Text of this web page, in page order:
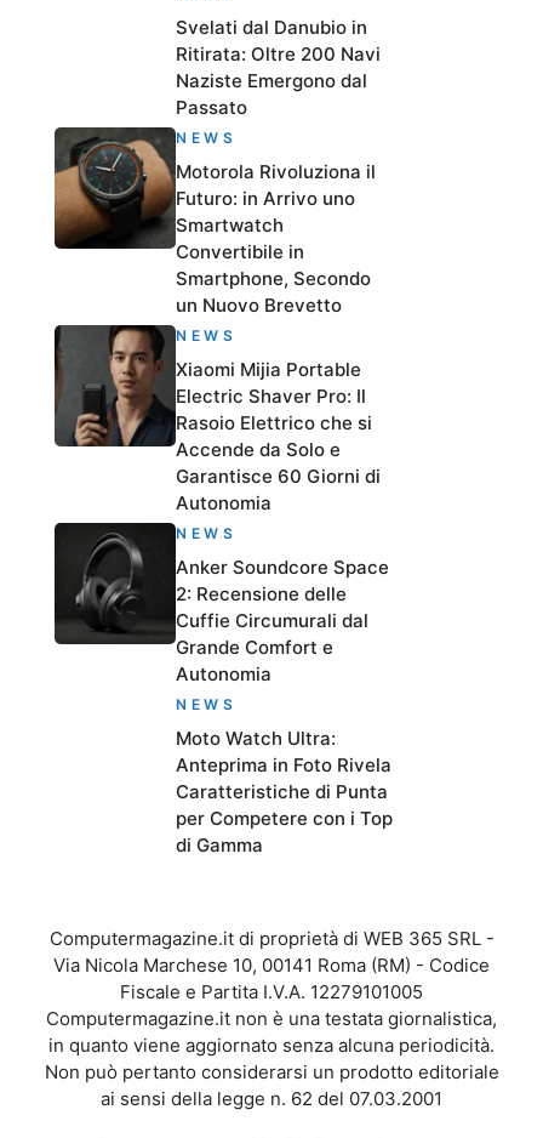
Svelati dal Danubio in
Ritirata: Oltre 200 Navi
Naziste Emergono dal
Passato
NEWS
Motorola Rivoluziona il
Futuro: in Arrivo uno
Smartwatch
Convertibile in
Smartphone, Secondo
un Nuovo Brevetto
NEWS
Xiaomi Mijia Portable
Electric Shaver Pro: Il
Rasoio Elettrico che si
Accende da Solo e
Garantisce 60 Giorni di
Autonomia
NEWS
Anker Soundcore Space
2: Recensione delle
Cuffie Circumurali dal
Grande Comfort e
Autonomia
NEWS
Moto Watch Ultra:
Anteprima in Foto Rivela
Caratteristiche di Punta
per Competere con i Top
di Gamma
Computermagazine.it di proprietà di WEB 365 SRL -
Via Nicola Marchese 10, 00141 Roma (RM) - Codice
Fiscale e Partita I.V.A. 12279101005
Computermagazine.it non è una testata giornalistica,
in quanto viene aggiornato senza alcuna periodicità.
Non può pertanto considerarsi un prodotto editoriale
ai sensi della legge n. 62 del 07.03.2001